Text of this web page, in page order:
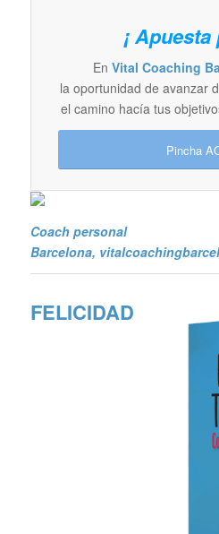
¡
En Vital Coaching
la oportunidad de avanzar
el camino hacía tus
Pincha
Coach personal
Barcelona,
FELICIDAD